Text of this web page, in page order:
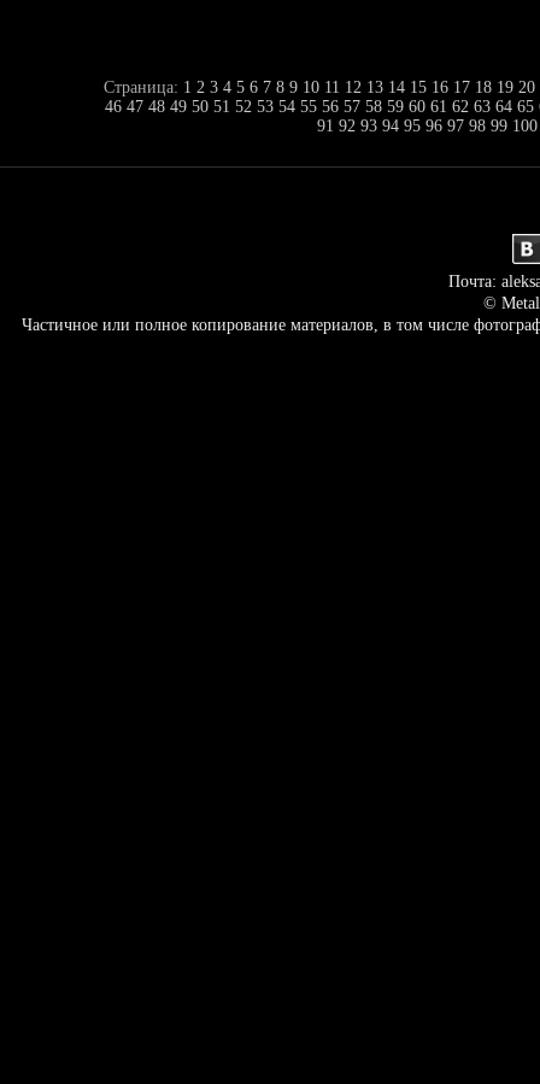
Страница: 1 2 3 4 5 6 7 8 9 10 11 12 13 14 15 16 17 18 19 20
46 47 48 49 50 51 52 53 54 55 56 57 58 59 60 61 62 63 64 65
91 92 93 94 95 96 97 98 99 100
Почта:
©
Частичное или полное копирование материалов, в том числе